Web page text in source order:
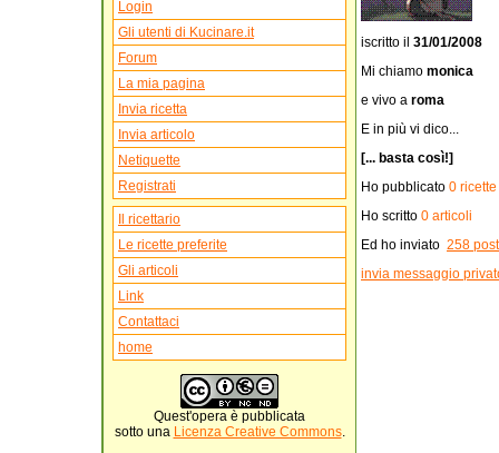
Login
Gli utenti di Kucinare.it
Forum
La mia pagina
Invia ricetta
Invia articolo
Netiquette
Registrati
Il ricettario
Le ricette preferite
Gli articoli
Link
Contattaci
home
Quest'opera è pubblicata
sotto una Licenza Creative Commons.
iscritto il 31/01/2008
Mi chiamo monica
e vivo a roma
E in più vi dico...
[... basta così!]
Ho pubblicato 0 ricette
Ho scritto 0 articoli
Ed ho inviato 258 post
invia messaggio